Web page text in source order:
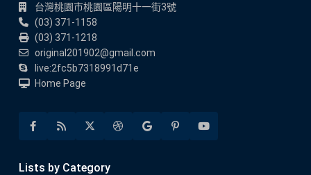
台灣桃園市桃園區陽明十一街3號
(03) 371-1158
(03) 371-1218
original201902@gmail.com
live:2fc5b7318991d71e
Home Page
Lists by Category